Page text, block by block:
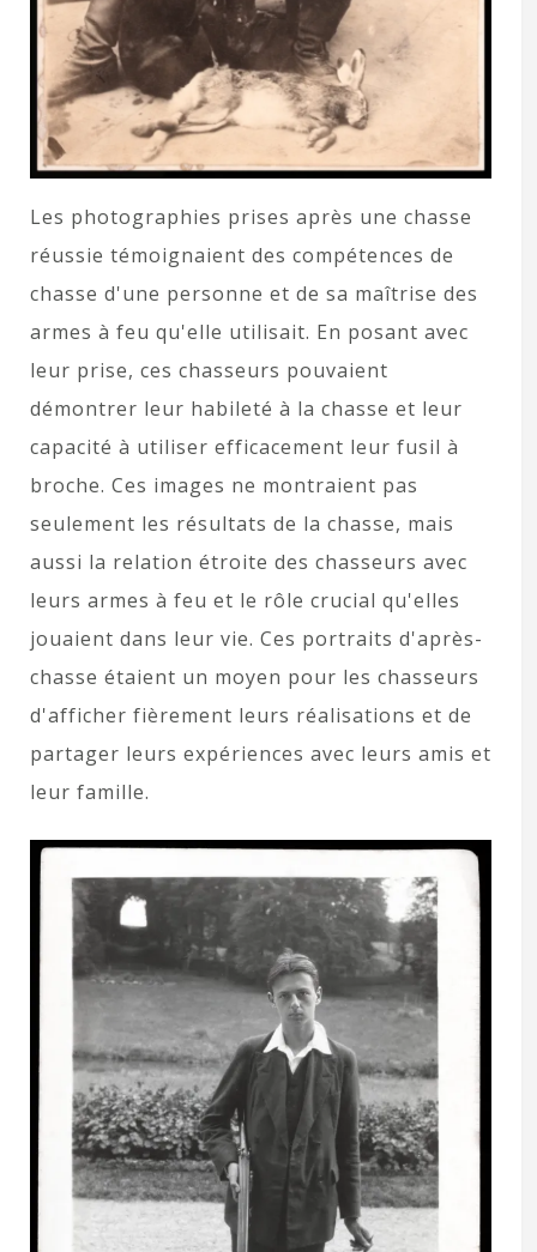
Les photographies prises après une chasse
réussie témoignaient des compétences de
chasse d'une personne et de sa maîtrise des
armes à feu qu'elle utilisait. En posant avec
leur prise, ces chasseurs pouvaient
démontrer leur habileté à la chasse et leur
capacité à utiliser efficacement leur fusil à
broche. Ces images ne montraient pas
seulement les résultats de la chasse, mais
aussi la relation étroite des chasseurs avec
leurs armes à feu et le rôle crucial qu'elles
jouaient dans leur vie. Ces portraits d'après-
chasse étaient un moyen pour les chasseurs
d'afficher fièrement leurs réalisations et de
partager leurs expériences avec leurs amis et
leur famille.